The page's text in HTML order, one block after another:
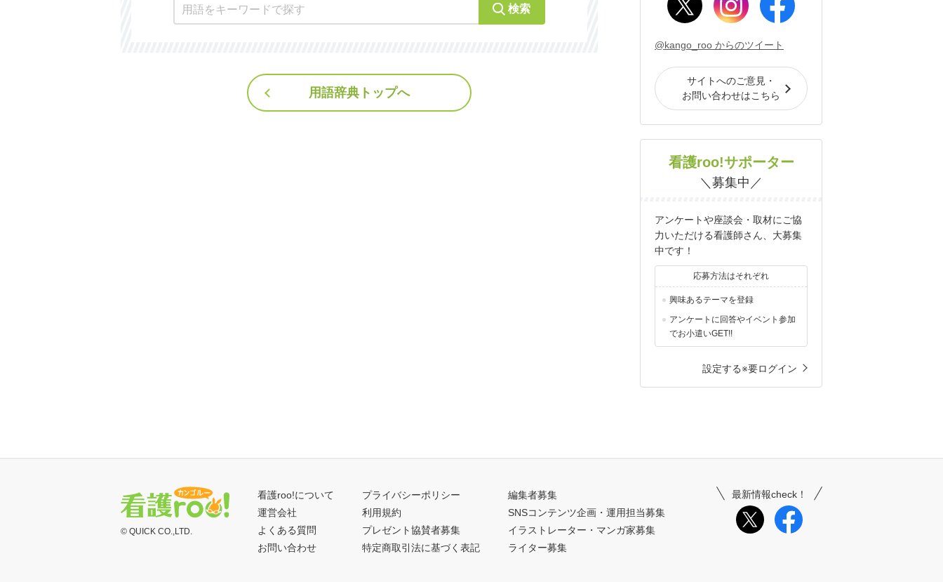
検索
用語辞典トップへ
@kango_roo からのツイート
サイトへのご意見・
お問い合わせはこちら
看護roo!サポーター
＼募集中／
アンケートや座談会・取材にご協
力いただける看護師さん、大募集
中です！
応募方法はそれぞれ
興味あるテーマを登録
アンケートに回答やイベント参加
でお小遣いGET!!
設定する※要ログイン
© QUICK CO.,LTD.
看護roo!について
運営会社
よくある質問
お問い合わせ
プライバシーポリシー
利用規約
プレゼント協賛者募集
特定商取引法に基づく表記
編集者募集
SNSコンテンツ企画・運用担当募集
イラストレーター・マンガ家募集
ライター募集
最新情報check！